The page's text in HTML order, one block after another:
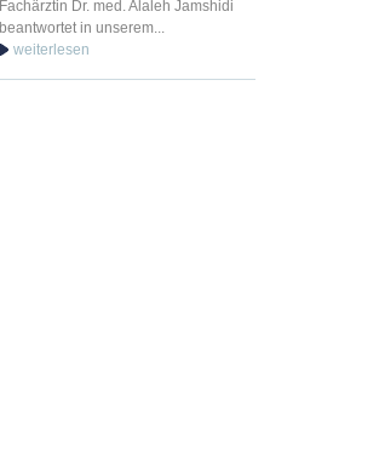
Fachärztin Dr. med. Alaleh Jamshidi
beantwortet in unserem...